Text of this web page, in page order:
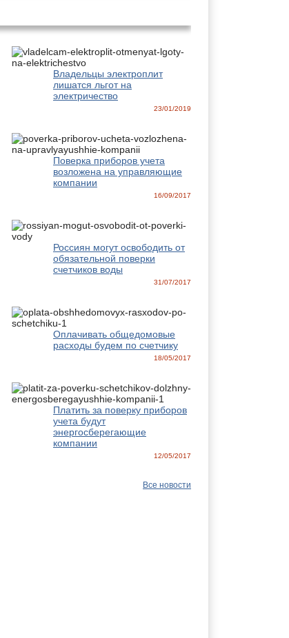
Владельцы электроплит
лишатся льгот на
электричество
23/01/2019
Поверка приборов учета
возложена на управляющие
компании
16/09/2017
Россиян могут освободить от
обязательной поверки
счетчиков воды
31/07/2017
Оплачивать общедомовые
расходы будем по счетчику
18/05/2017
Платить за поверку приборов
учета будут
энергосберегающие
компании
12/05/2017
Все новости